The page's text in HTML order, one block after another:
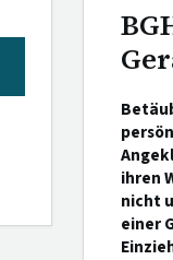
ihren
nicht
einer